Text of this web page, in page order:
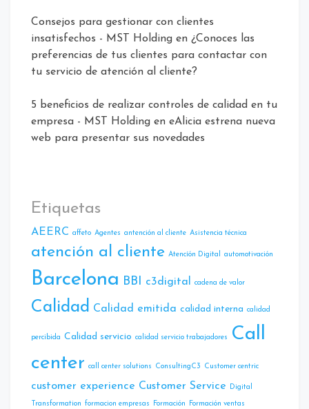
Consejos para gestionar con clientes
insatisfechos - MST Holding en ¿Conoces las
preferencias de tus clientes para contactar con
tu servicio de atención al cliente?
5 beneficios de realizar controles de calidad en tu
empresa - MST Holding en eAlicia estrena nueva
web para presentar sus novedades
Etiquetas
AEERC affeto Agentes antención al cliente Asistencia técnica
atención al cliente Atencíón Digital automotivación
Barcelona BBI c3digital cadena de valor
Calidad Calidad emitida calidad interna calidad
percibida Calidad servicio calidad servicio trabajadores
Call
center call center solutions ConsultingC3 Customer centric
customer experience Customer Service Digital
Transformation formacion empresas Formación Formación ventas